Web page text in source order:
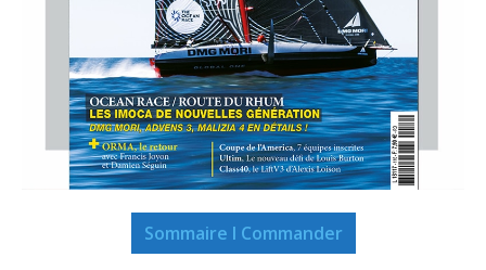
Sommaire I Commander